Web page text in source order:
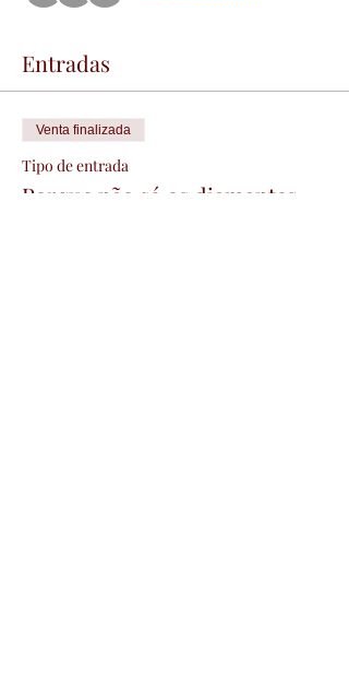
Entradas
Venta finalizada
Tipo de entrada
Porque não só os diamantes